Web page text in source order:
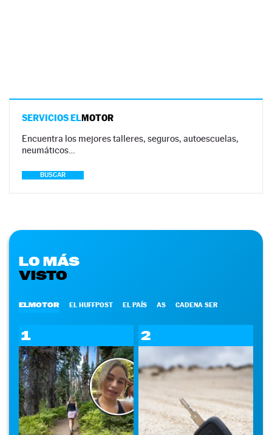
SERVICIOS ELMOTOR
Encuentra los mejores talleres, seguros, autoescuelas,
neumáticos…
BUSCAR
LO MÁS
VISTO
ELMOTOR EL HUFFPOST EL PAÍS AS CADENA SER
1 2